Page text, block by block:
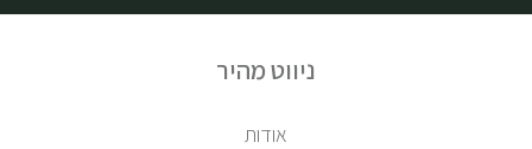
ניווט מהיר
אודות